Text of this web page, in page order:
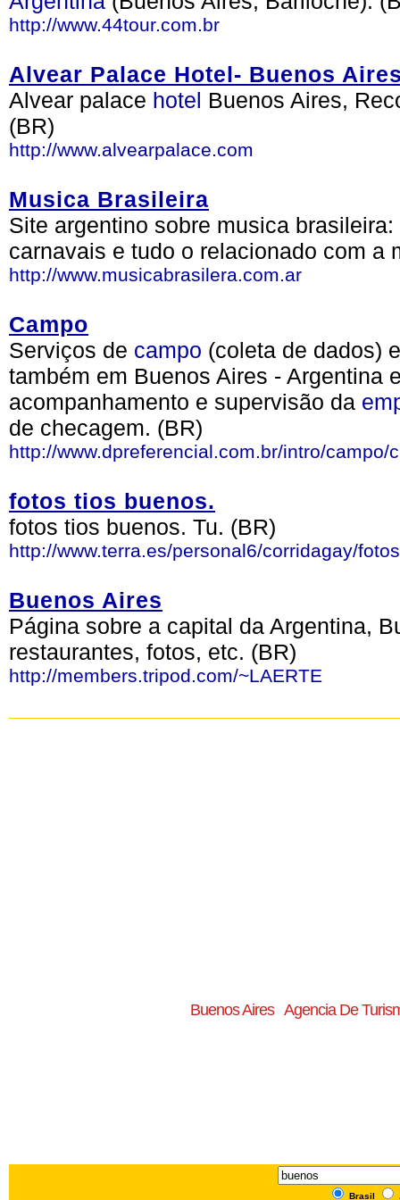
http://www.44tour.com.br
Alvear Palace Hotel- Buenos
Alvear palace hotel Buenos Aires,
(BR)
http://www.alvearpalace.com
Musica Brasileira
Site argentino sobre musica
carnavais e tudo o relacionado com a
http://www.musicabrasilera.com.ar
Campo
Serviços de campo (coleta de dados)
também em Buenos Aires - Argentina
acompanhamento e supervisão da
de checagem. (BR)
http://www.dpreferencial.com.br/intro/campo/
fotos tios buenos.
fotos tios buenos. Tu. (BR)
http://www.terra.es/personal6/corridagay/
Buenos Aires
Página sobre a capital da Argentina,
restaurantes, fotos, etc. (BR)
http://members.tripod.com/~LAERTE
Buenos Aires Agencia De
Brasil